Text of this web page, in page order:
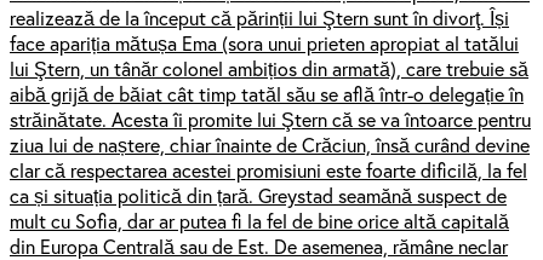
realizează de la început că părinții lui Ştern sunt în divorţ. Își
face apariția mătușa Ema (sora unui prieten apropiat al tatălui
lui Ştern, un tânăr colonel ambițios din armată), care trebuie să
aibă grijă de băiat cât timp tatăl său se află într-o delegație în
străinătate. Acesta îi promite lui Ştern că se va întoarce pentru
ziua lui de naștere, chiar înainte de Crăciun, însă curând devine
clar că respectarea acestei promisiuni este foarte dificilă, la fel
ca și situația politică din țară. Greystad seamănă suspect de
mult cu Sofia, dar ar putea fi la fel de bine orice altă capitală
din Europa Centrală sau de Est. De asemenea, rămâne neclar